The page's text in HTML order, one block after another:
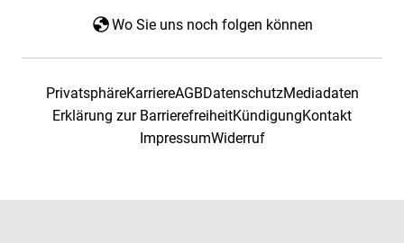
Wo Sie uns noch folgen können
PrivatsphäreKarriereAGBDatenschutzMediadaten
Erklärung zur BarrierefreiheitKündigungKontakt
ImpressumWiderruf